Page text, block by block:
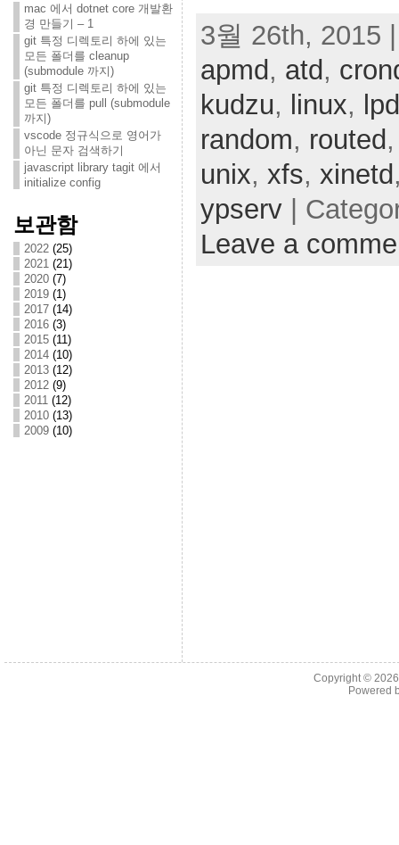
mac 에서 dotnet core 개발환
경 만들기 – 1
git 특정 디렉토리 하에 있는
모든 폴더를 cleanup
(submodule 까지)
git 특정 디렉토리 하에 있는
모든 폴더를 pull (submodule
까지)
vscode 정규식으로 영어가
아닌 문자 검색하기
javascript library tagit 에서
initialize config
보관함
2022(25)
2021(21)
2020(7)
2019(1)
2017(14)
2016(3)
2015(11)
2014(10)
2013(12)
2012(9)
2011(12)
2010(13)
2009(10)
3월 26th, 2015
apmd, atd,
kudzu, linux, lpd
random, routed
unix, xfs, xinetd
ypserv|
Leave a
Copyright ©
Powered